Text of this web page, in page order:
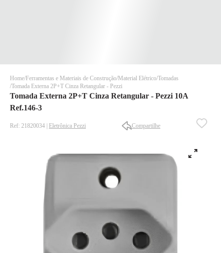
✕
✕
DISPONÍVEL APENAS PARA CPF
Na Eletrotrafo sua compra já vem com o imposto pago, e você
quando seu pedido chegar, você ainda conta com a devolução
Home Ferramentas e Materiais de Construção Material Elétrico Tomadas
Tomada Externa 2P+T Cinza Retangular - Pezzi
Tomada Externa 2P+T Cinza Retangular - Pezzi 10A
Ref.146-3
Ref: 21820034 | Eletrônica Pezzi Compartilhe